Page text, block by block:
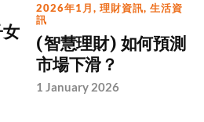
2026年1月,理財資訊,生活資
訊
(智慧理財) 如何預測
市場下滑？
1 January 2026